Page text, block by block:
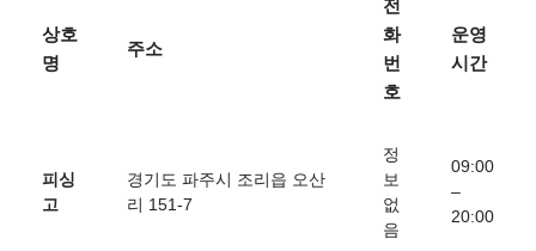
상호
명
주소
전
화
번
호
운영
시간
피싱
고
경기도 파주시 조리읍 오산
리 151-7
정
보
없
음
09:00
–
20:00